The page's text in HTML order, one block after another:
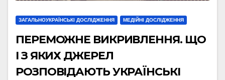
ЗАГАЛЬНОУКРАЇНСЬКІ ДОСЛІДЖЕННЯ МЕДІЙНІ ДОСЛІДЖЕННЯ
ПЕРЕМОЖНЕ ВИКРИВЛЕННЯ. ЩО
І З ЯКИХ ДЖЕРЕЛ
РОЗПОВІДАЮТЬ УКРАЇНСЬКІ